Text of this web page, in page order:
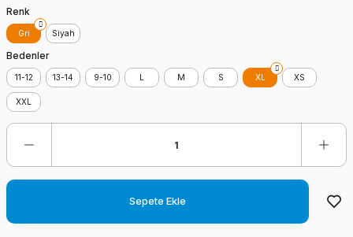
Renk
Gri Siyah
Bedenler
11-12 13-14 9-10 L M S XL XS
XXL
Sepete Ekle